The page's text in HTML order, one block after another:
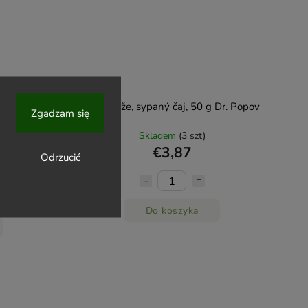
Odrzucić
Zgadzam się
50 g Dr.
Čistá kůže, sypaný čaj, 50 g Dr. Popov
Skladem (3 szt)
€3,87
Do koszyka